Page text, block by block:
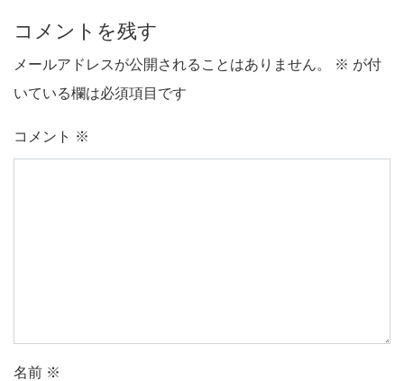
コメントを残す
メールアドレスが公開されることはありません。 ※ が付
いている欄は必須項目です
コメント ※
名前 ※